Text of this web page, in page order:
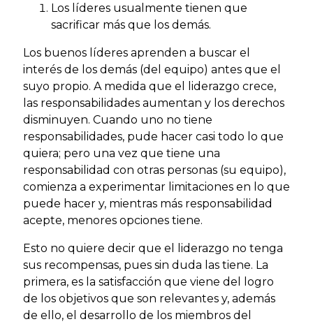
Los líderes usualmente tienen que
sacrificar más que los demás.
Los buenos líderes aprenden a buscar el
interés de los demás (del equipo) antes que el
suyo propio. A medida que el liderazgo crece,
las responsabilidades aumentan y los derechos
disminuyen. Cuando uno no tiene
responsabilidades, pude hacer casi todo lo que
quiera; pero una vez que tiene una
responsabilidad con otras personas (su equipo),
comienza a experimentar limitaciones en lo que
puede hacer y, mientras más responsabilidad
acepte, menores opciones tiene.
Esto no quiere decir que el liderazgo no tenga
sus recompensas, pues sin duda las tiene. La
primera, es la satisfacción que viene del logro
de los objetivos que son relevantes y, además
de ello, el desarrollo de los miembros del